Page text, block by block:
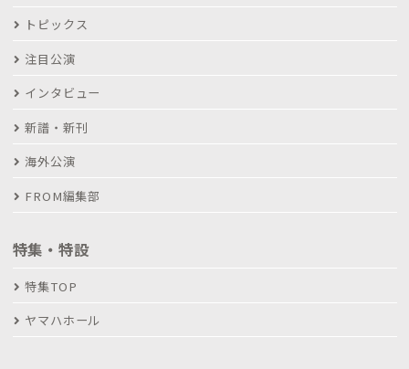
トピックス
注目公演
インタビュー
新譜・新刊
海外公演
FROM編集部
特集・特設
特集TOP
ヤマハホール